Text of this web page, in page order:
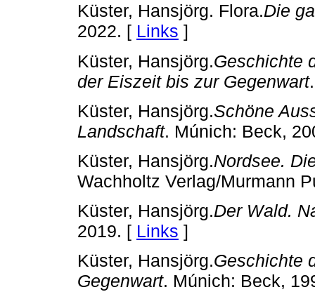
Küster, Hansjörg. Flora.Die
2022. [ Links ]
Küster, Hansjörg.Geschichte
der Eiszeit bis zur Gegenwart
Küster, Hansjörg.Schöne
Landschaft. Múnich: Beck,
Küster, Hansjörg.Nordsee.
Wachholtz Verlag/Murmann
Küster, Hansjörg.Der Wald.
2019. [ Links ]
Küster, Hansjörg.Geschichte
Gegenwart. Múnich: Beck,